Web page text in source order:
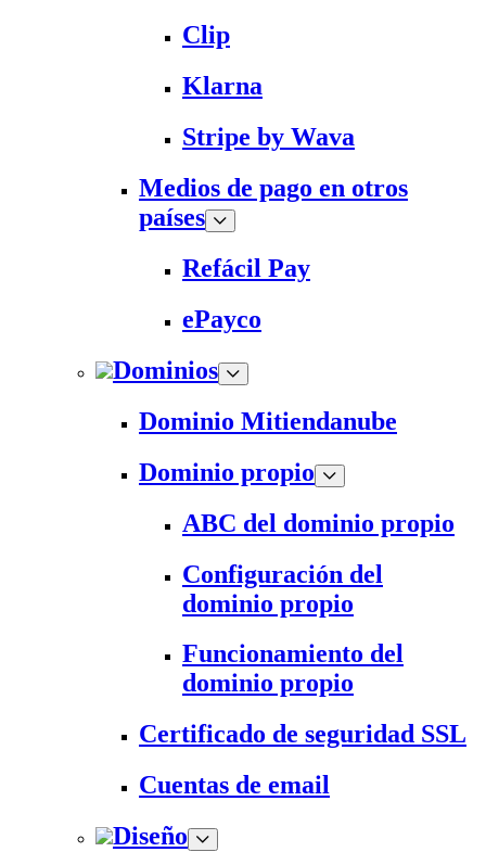
Clip
Klarna
Stripe by Wava
Medios de pago en otros
países
Refácil Pay
ePayco
Dominios
Dominio Mitiendanube
Dominio propio
ABC del dominio propio
Configuración del
dominio propio
Funcionamiento del
dominio propio
Certificado de seguridad SSL
Cuentas de email
Diseño